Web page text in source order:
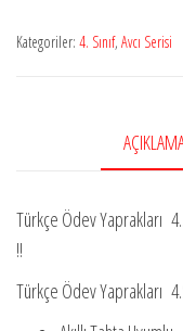
Baskı
Kategoriler: 4. Sınıf, Avcı Serisi
Türkçe Ödev Yaprakları
!!
Türkçe Ödev Yaprakları